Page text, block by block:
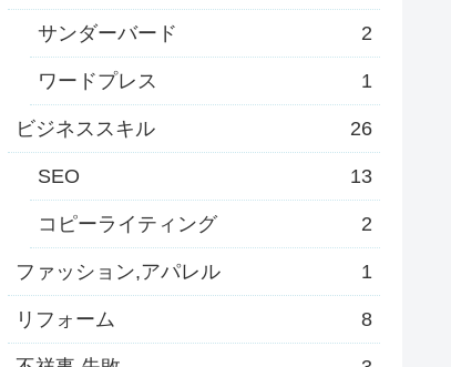
サンダーバード 2
ワードプレス 1
ビジネススキル 26
SEO 13
コピーライティング 2
ファッション,アパレル 1
リフォーム 8